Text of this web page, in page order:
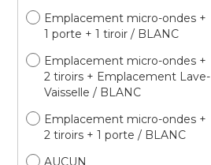
Emplacement micro-ondes +
1 porte + 1 tiroir / BLANC
Emplacement micro-ondes +
2 tiroirs + Emplacement Lave-
Vaisselle / BLANC
Emplacement micro-ondes +
2 tiroirs + 1 porte / BLANC
AUCUN